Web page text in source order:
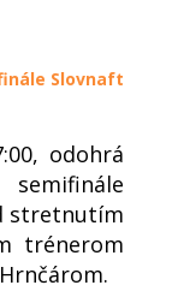
Slovnaft
odohrá
semifinále
stretnutím
trénerom